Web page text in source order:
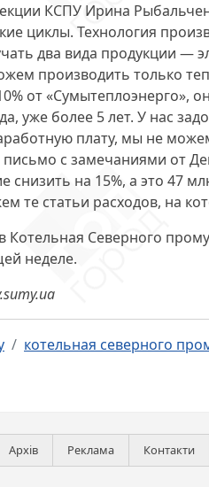
КСПУ Ирина
циклы. Технология
два вида продукции —
производить только
от
уже более 5 лет. У нас
плату, мы не
с замечаниями от
снизить на 15%, а это 47
те статьи расходов, на
Северного
неделе.
котельная северного
Архів Реклама Контакти